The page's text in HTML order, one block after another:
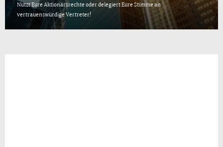
Nutzt Eure Aktionärsrechte oder delegiert Eure Stimme an
vertrauenswürdige Vertreter!